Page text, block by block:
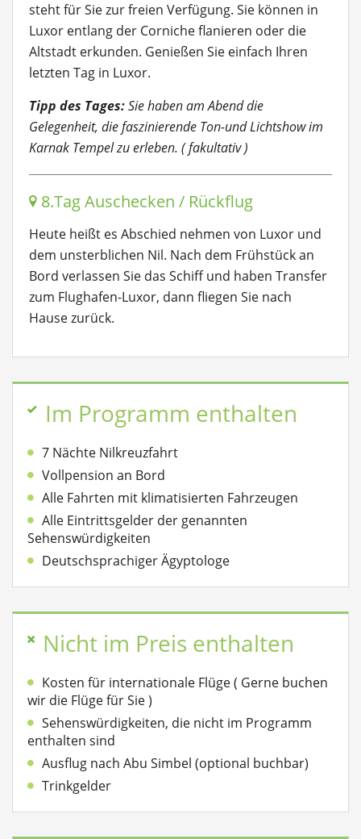
steht für Sie zur freien Verfügung. Sie können in
Luxor entlang der Corniche flanieren oder die
Altstadt erkunden. Genießen Sie einfach Ihren
letzten Tag in Luxor.
Tipp des Tages:Sie haben am Abend die
Gelegenheit, die faszinierende Ton-und Lichtshow im
Karnak Tempel zu erleben. ( fakultativ )
8.Tag Auschecken / Rückflug
Heute heißt es Abschied nehmen von Luxor und
dem unsterblichen Nil. Nach dem Frühstück an
Bord verlassen Sie das Schiff und haben Transfer
zum Flughafen-Luxor, dann fliegen Sie nach
Hause zurück.
Im Programm enthalten
7 Nächte Nilkreuzfahrt
Vollpension an Bord
Alle Fahrten mit klimatisierten Fahrzeugen
Alle Eintrittsgelder der genannten
Sehenswürdigkeiten
Deutschsprachiger Ägyptologe
Nicht im Preis enthalten
Kosten für internationale Flüge ( Gerne buchen
wir die Flüge für Sie )
Sehenswürdigkeiten, die nicht im Programm
enthalten sind
Ausflug nach Abu Simbel (optional buchbar)
Trinkgelder